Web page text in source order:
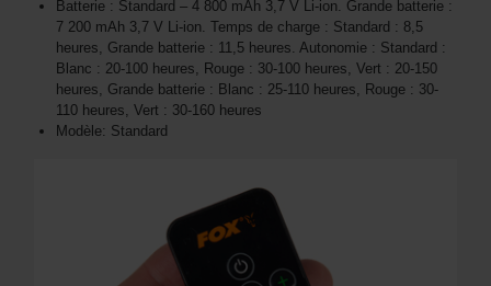
Batterie : Standard – 4 800 mAh 3,7 V Li-ion. Grande batterie :
7 200 mAh 3,7 V Li-ion. Temps de charge : Standard : 8,5
heures, Grande batterie : 11,5 heures. Autonomie : Standard :
Blanc : 20-100 heures, Rouge : 30-100 heures, Vert : 20-150
heures, Grande batterie : Blanc : 25-110 heures, Rouge : 30-
110 heures, Vert : 30-160 heures
Modèle: Standard